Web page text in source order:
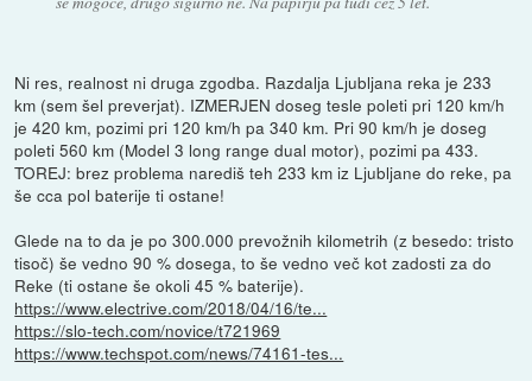
Ni res, realnost ni druga zgodba. Razdalja Ljubljana reka je 233
km (sem šel preverjat). IZMERJEN doseg tesle poleti pri 120 km/h
je 420 km, pozimi pri 120 km/h pa 340 km. Pri 90 km/h je doseg
poleti 560 km (Model 3 long range dual motor), pozimi pa 433.
TOREJ: brez problema narediš teh 233 km iz Ljubljane do reke, pa
še cca pol baterije ti ostane!
Glede na to da je po 300.000 prevožnih kilometrih (z besedo: tristo
tisoč) še vedno 90 % dosega, to še vedno več kot zadosti za do
Reke (ti ostane še okoli 45 % baterije).
https://www.electrive.com/2018/04/16/te...
https://slo-tech.com/novice/t721969
https://www.techspot.com/news/74161-tes...